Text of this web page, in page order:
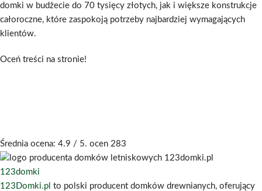
domki w budżecie do 70 tysięcy złotych, jak i większe konstrukcje
całoroczne, które zaspokoją potrzeby najbardziej wymagających
klientów.
Oceń treści na stronie!
Średnia ocena: 4.9 / 5. ocen 283
123domki
123Domki.pl to polski producent domków drewnianych, oferujący